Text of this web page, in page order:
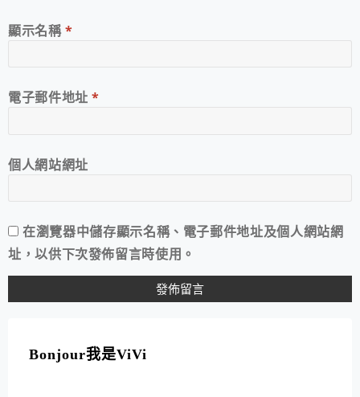
顯示名稱*
電子郵件地址*
個人網站網址
在瀏覽器中儲存顯示名稱、電子郵件地址及個人網站網
址，以供下次發佈留言時使用。
Bonjour我是ViVi